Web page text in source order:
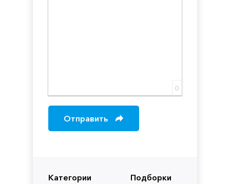
Категории Подборки
0
Отправить